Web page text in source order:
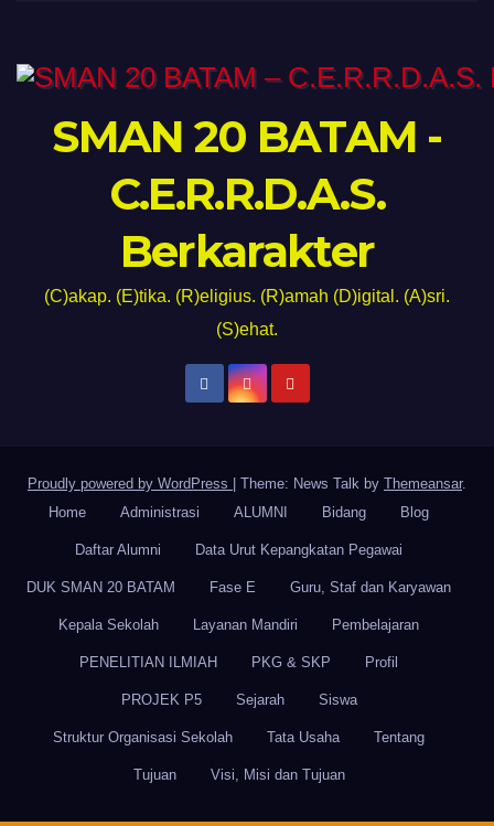
SMAN 20 BATAM -
C.E.R.R.D.A.S.
Berkarakter
(C)akap. (E)tika. (R)eligius. (R)amah (D)igital. (A)sri.
(S)ehat.
Proudly powered by WordPress Theme: News Talk by Themeansar.
Home
Administrasi ALUMNI Bidang Blog
Daftar Alumni Data Urut Kepangkatan Pegawai
DUK SMAN 20 BATAM Fase E Guru, Staf dan Karyawan
Kepala Sekolah Layanan Mandiri Pembelajaran
PENELITIAN ILMIAH PKG & SKP Profil
PROJEK P5 Sejarah Siswa
Struktur Organisasi Sekolah Tata Usaha Tentang
Tujuan Visi, Misi dan Tujuan